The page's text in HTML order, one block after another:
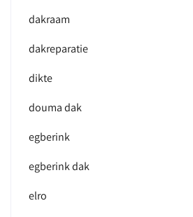
dakraam
dakreparatie
dikte
douma dak
egberink
egberink dak
elro